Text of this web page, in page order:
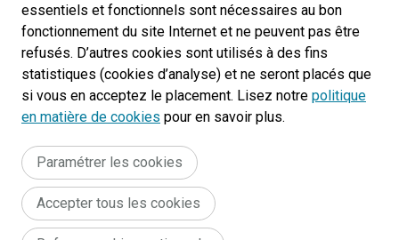
essentiels et fonctionnels sont nécessaires au bon
fonctionnement du site Internet et ne peuvent pas être
refusés. D’autres cookies sont utilisés à des fins
statistiques (cookies d’analyse) et ne seront placés que
si vous en acceptez le placement. Lisez notre politique
en matière de cookies pour en savoir plus.
Paramétrer les cookies
Accepter tous les cookies
Suivez-nous
War Heritage Institute
Belgium, Battlefield of Europe
War dead register
Legal
Conditions générales du site internet